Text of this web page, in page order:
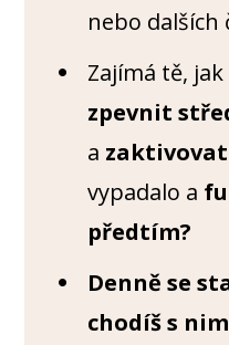
nebo dalších
Zajímá tě,
zpevnit
a
vypadalo a
předtím?
Denně se
chodíš s